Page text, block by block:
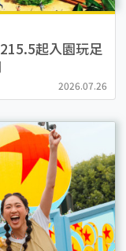
起入園玩足
2026.07.26